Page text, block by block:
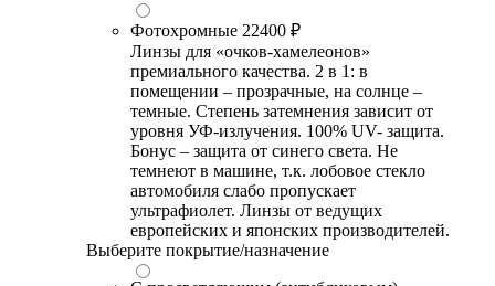
Фотохромные 22400 ₽
Линзы для «очков-хамелеонов»
премиального качества. 2 в 1: в
помещении – прозрачные, на солнце –
темные. Степень затемнения зависит от
уровня УФ-излучения. 100% UV- защита.
Бонус – защита от синего света. Не
темнеют в машине, т.к. лобовое стекло
автомобиля слабо пропускает
ультрафиолет. Линзы от ведущих
европейских и японских производителей.
Выберите покрытие/назначение